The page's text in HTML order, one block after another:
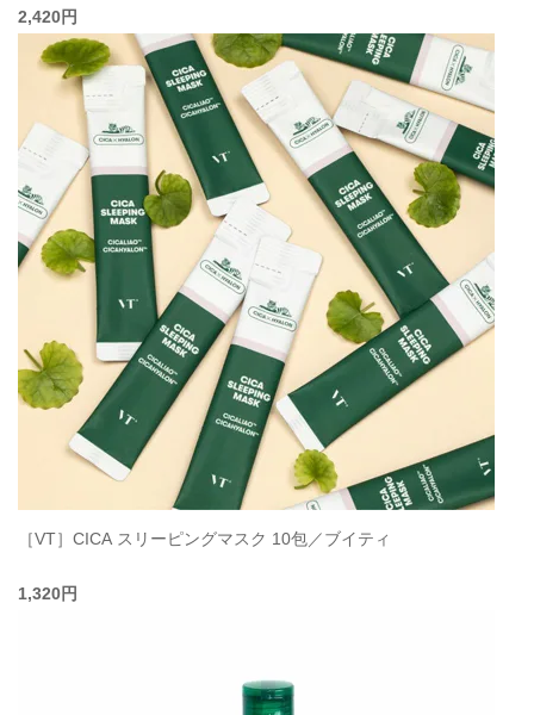
2,420円
［VT］CICA スリーピングマスク 10包／ブイティ
1,320円